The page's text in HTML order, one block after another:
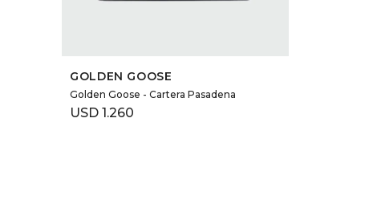
GOLDEN GOOSE
Golden Goose - Cartera Pasadena
USD 1.260